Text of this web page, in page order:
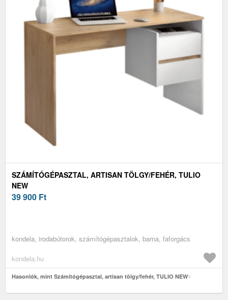
SZÁMÍTÓGÉPASZTAL, ARTISAN TÖLGY/FEHÉR, TULIO
NEW
39 900 Ft
kondela, irodabútorok, számítógépasztalok, barna, faforgács
kondela.hu
Hasonlók, mint Számítógépasztal, artisan tölgy/fehér, TULIO NEW